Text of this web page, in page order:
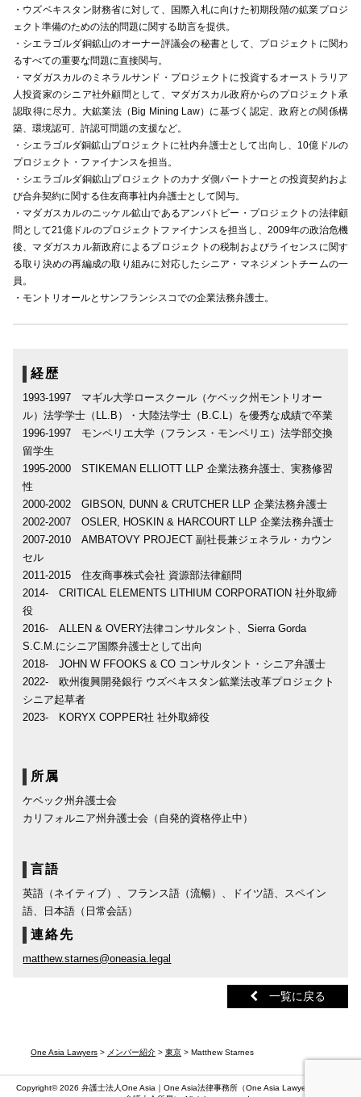
One Asia Lawyers > メンバー紹介 > 東京 > Matthew Starnes
・ウズベキスタン財務省に対して、国際入札に向けた初期段階の鉱業プロジ
ェクト準備のための法的問題に関する助言を提供。
・シエラゴルダ銅鉱山のオーナー評議会の秘書として、プロジェクトに関わ
るすべての重要な問題に直接関与。
・マダガスカルのミネラルサンド・プロジェクトに投資するオーストラリア
人投資家のシニア社外顧問として、マダガスカル政府からのプロジェクト承
認取得に尽力。大鉱業法（Big Mining Law）に基づく認定、政府との関係構
築、環境認可、許認可問題の支援など。
・シエラゴルダ銅鉱山プロジェクトに社内弁護士として出向し、10億ドルの
プロジェクト・ファイナンスを担当。
・シエラゴルダ銅鉱山プロジェクトのカナダ側パートナーとの投資契約およ
び合弁契約に関する住友商事社内弁護士として関与。
・マダガスカルのニッケル鉱山であるアンバトビー・プロジェクトの法律顧
問として21億ドルのプロジェクトファイナンスを担当し、2009年の政治危機
後、マダガスカル新政府によるプロジェクトの税制およびライセンスに関す
る取り決めの再編成の取り組みに対応したシニア・マネジメントチームの一
員。
・モントリオールとサンフランシスコでの企業法務弁護士。
経歴
1993-1997 マギル大学ロースクール（ケベック州モントリオー
ル）法学学士（LL.B）・大陸法学士（B.C.L）を優秀な成績で卒業
1996-1997 モンペリエ大学（フランス・モンペリエ）法学部交換
留学生
1995-2000 STIKEMAN ELLIOTT LLP 企業法務弁護士、実務修習
性
2000-2002 GIBSON, DUNN & CRUTCHER LLP 企業法務弁護士
2002-2007 OSLER, HOSKIN & HARCOURT LLP 企業法務弁護士
2007-2010 AMBATOVY PROJECT 副社長兼ジェネラル・カウン
セル
2011-2015 住友商事株式会社 資源部法律顧問
2014- CRITICAL ELEMENTS LITHIUM CORPORATION 社外取締
役
2016- ALLEN & OVERY法律コンサルタント、Sierra Gorda
S.C.M.にシニア国際弁護士として出向
2018- JOHN W FFOOKS & CO コンサルタント・シニア弁護士
2022- 欧州復興開発銀行 ウズベキスタン鉱業法改革プロジェクト
シニア起草者
2023- KORYX COPPER社 社外取締役
所属
ケベック州弁護士会
カリフォルニア州弁護士会（自発的資格停止中）
言語
英語（ネイティブ）、フランス語（流暢）、ドイツ語、スペイン
語、日本語（日常会話）
連絡先
matthew.starnes@oneasia.legal
一覧に戻る
Copyright© 2026 弁護士法人One Asia｜One Asia法律事務所（One Asia Lawyers